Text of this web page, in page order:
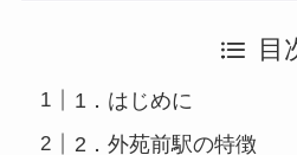
目
1．はじめに
2．外苑前駅の特徴